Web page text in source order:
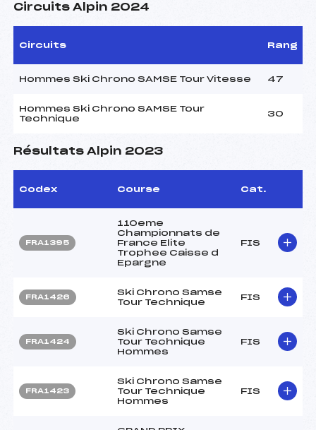
Circuits Alpin 2024
Circuits Rang
Hommes Ski Chrono SAMSE Tour Vitesse 47
Hommes Ski Chrono SAMSE Tour
Technique
30
Résultats Alpin 2023
Codex Course Cat.
FRA1395
110eme
Championnats de
France Elite
Trophee Caisse d
Epargne
FIS
FRA1426
Ski Chrono Samse
Tour Technique
FIS
FRA1424
Ski Chrono Samse
Tour Technique
Hommes
FIS
FRA1423
Ski Chrono Samse
Tour Technique
Hommes
FIS